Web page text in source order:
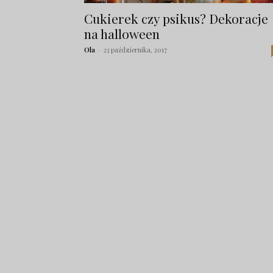
Cukierek czy psikus? Dekoracje
na halloween
Ola - 23 października, 2017